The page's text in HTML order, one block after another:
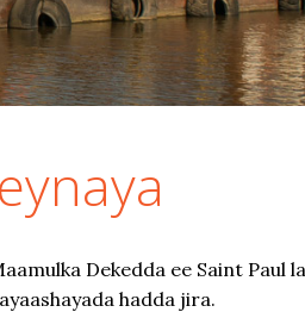
Dekedda ee Saint Paul
hadda jira.